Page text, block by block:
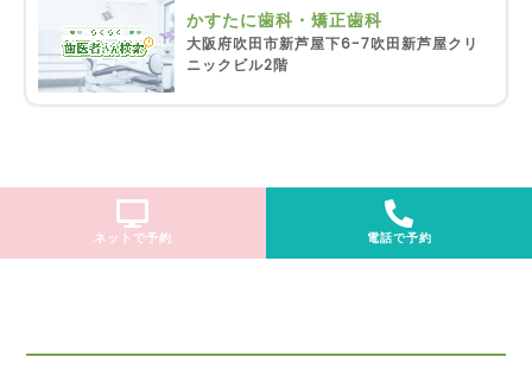
かすたに歯科・矯正歯科
大阪府吹田市新芦屋下6-7吹田新芦屋クリ
ニックビル2階
ネットで予約 電話で予約